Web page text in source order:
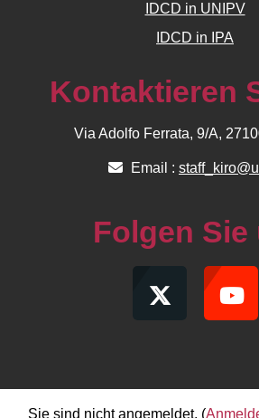
IDCD in UNIPV
IDCD in IPA
Kontaktieren
Via Adolfo Ferrata, 9/A,
Email :
Folgen Sie
Sie sind nicht angemeldet. (